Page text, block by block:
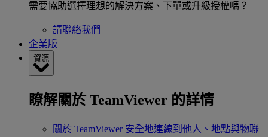
需要協助選擇理想的解決方案、下單或升級授權嗎？
請聯絡我們
企業版
資源
瞭解關於 TeamViewer 的詳情
關於 TeamViewer 安全地連線到他人、地點與物聯